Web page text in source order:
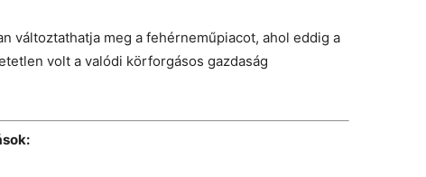
változtathatja meg a fehérneműpiacot, ahol eddig a
volt a valódi körforgásos gazdaság